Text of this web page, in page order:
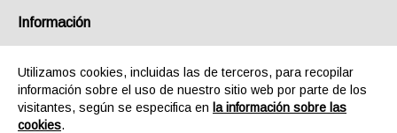
Información
Utilizamos cookies, incluidas las de terceros, para recopilar
información sobre el uso de nuestro sitio web por parte de los
visitantes, según se especifica en la información sobre las
cookies.